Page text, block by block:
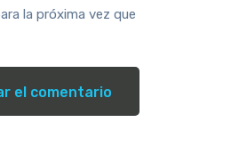
la próxima vez que